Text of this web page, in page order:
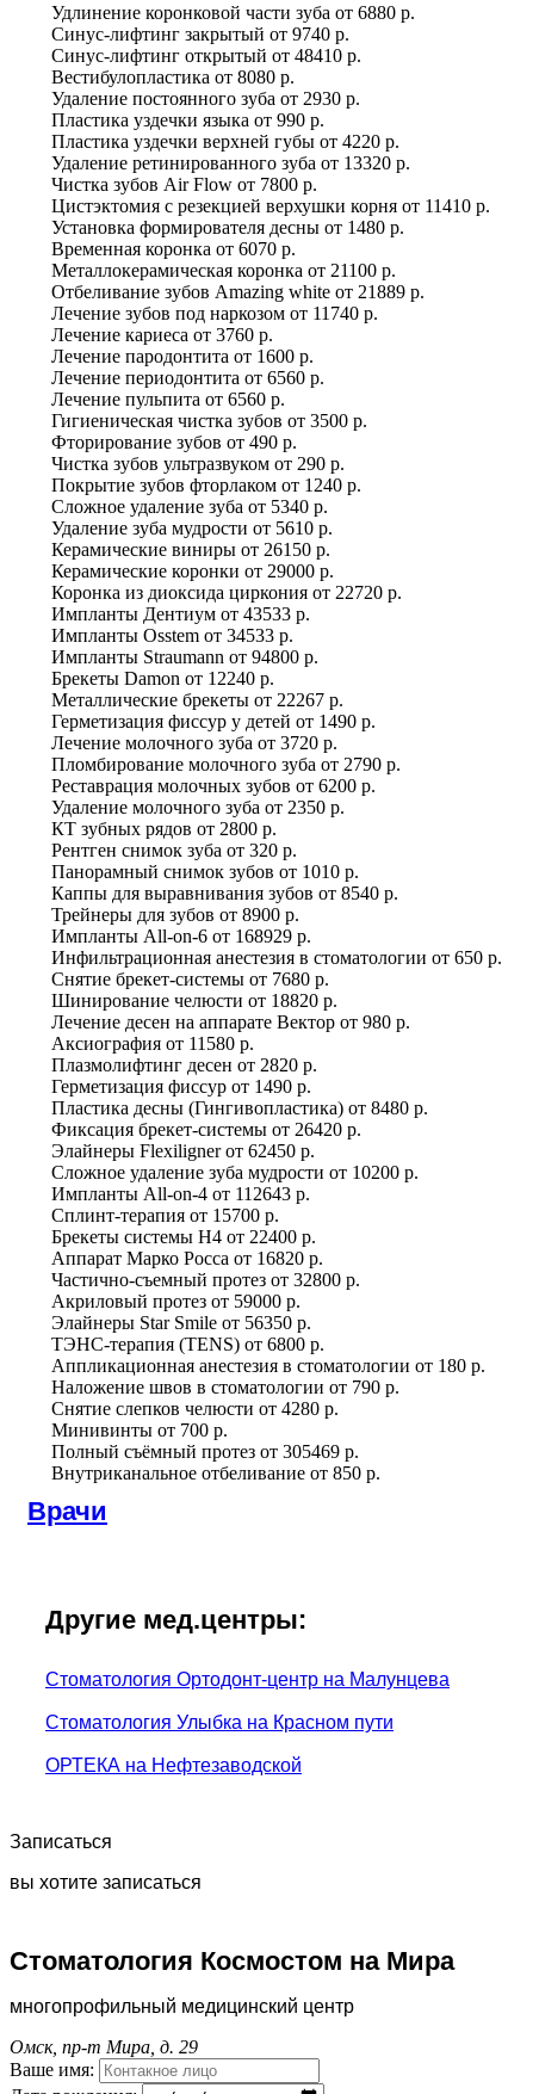
Удлинение коронковой части зуба от 6880 р.
Синус-лифтинг закрытый от 9740 р.
Синус-лифтинг открытый от 48410 р.
Вестибулопластика от 8080 р.
Удаление постоянного зуба от 2930 р.
Пластика уздечки языка от 990 р.
Пластика уздечки верхней губы от 4220 р.
Удаление ретинированного зуба от 13320 р.
Чистка зубов Air Flow от 7800 р.
Цистэктомия с резекцией верхушки корня от 11410 р.
Установка формирователя десны от 1480 р.
Временная коронка от 6070 р.
Металлокерамическая коронка от 21100 р.
Отбеливание зубов Amazing white от 21889 р.
Лечение зубов под наркозом от 11740 р.
Лечение кариеса от 3760 р.
Лечение пародонтита от 1600 р.
Лечение периодонтита от 6560 р.
Лечение пульпита от 6560 р.
Гигиеническая чистка зубов от 3500 р.
Фторирование зубов от 490 р.
Чистка зубов ультразвуком от 290 р.
Покрытие зубов фторлаком от 1240 р.
Сложное удаление зуба от 5340 р.
Удаление зуба мудрости от 5610 р.
Керамические виниры от 26150 р.
Керамические коронки от 29000 р.
Коронка из диоксида циркония от 22720 р.
Импланты Дентиум от 43533 р.
Импланты Osstem от 34533 р.
Импланты Straumann от 94800 р.
Брекеты Damon от 12240 р.
Металлические брекеты от 22267 р.
Герметизация фиссур у детей от 1490 р.
Лечение молочного зуба от 3720 р.
Пломбирование молочного зуба от 2790 р.
Реставрация молочных зубов от 6200 р.
Удаление молочного зуба от 2350 р.
КТ зубных рядов от 2800 р.
Рентген снимок зуба от 320 р.
Панорамный снимок зубов от 1010 р.
Каппы для выравнивания зубов от 8540 р.
Трейнеры для зубов от 8900 р.
Импланты All-on-6 от 168929 р.
Инфильтрационная анестезия в стоматологии от 650 р.
Снятие брекет-системы от 7680 р.
Шинирование челюсти от 18820 р.
Лечение десен на аппарате Вектор от 980 р.
Аксиография от 11580 р.
Плазмолифтинг десен от 2820 р.
Герметизация фиссур от 1490 р.
Пластика десны (Гингивопластика) от 8480 р.
Фиксация брекет-системы от 26420 р.
Элайнеры Flexilignerот 62450 р.
Сложное удаление зуба мудрости от 10200 р.
Импланты All-on-4 от 112643 р.
Сплинт-терапия от 15700 р.
Брекеты системы H4 от 22400 р.
Аппарат Марко Росса от 16820 р.
Частично-съемный протез от 32800 р.
Акриловый протез от 59000 р.
Элайнеры Star Smile от 56350 р.
ТЭНС-терапия (TENS) от 6800 р.
Аппликационная анестезия в стоматологии от 180 р.
Наложение швов в стоматологии от 790 р.
Снятие слепков челюсти от 4280 р.
Минивинты от 700 р.
Полный съёмный протез от 305469 р.
Внутриканальное отбеливание от 850 р.
Врачи
Другие мед.центры:
Стоматология Ортодонт-центр на Малунцева
Стоматология Улыбка на Красном пути
ОРТЕКА на Нефтезаводской
Записаться
вы хотите записаться
Стоматология Космостом на Мира
многопрофильный медицинский центр
Омск, пр-т Мира, д. 29
Ваше имя: